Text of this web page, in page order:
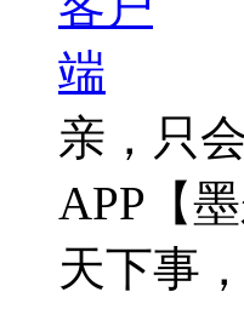
亲，只
APP【
天下事